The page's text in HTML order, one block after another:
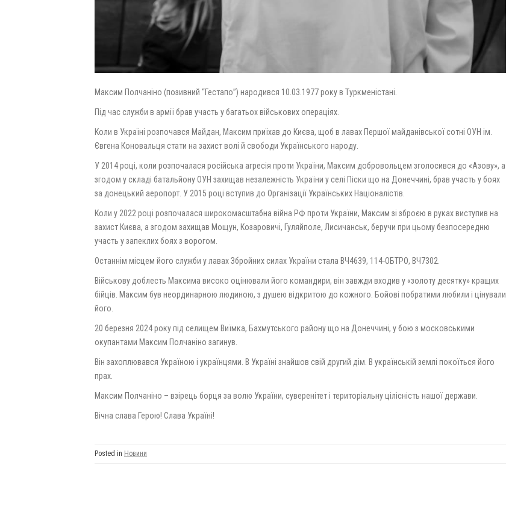
Максим Полчаніно (позивний “Гестапо”) народився 10.03.1977 року в Туркменістані.
Під час служби в армії брав участь у багатьох військових операціях.
Коли в Україні розпочався Майдан, Максим приїхав до Києва, щоб в лавах Першої майданівської сотні ОУН ім.
Євгена Коновальця стати на захист волі й свободи Українського народу.
У 2014 році, коли розпочалася російська агресія проти України, Максим добровольцем зголосився до «Азову», а
згодом у складі батальйону ОУН захищав незалежність України у селі Піски що на Донеччині, брав участь у боях
за донецький аеропорт. У 2015 році вступив до Організації Українських Націоналістів.
Коли у 2022 році розпочалася широкомасштабна війна РФ проти України, Максим зі зброєю в руках виступив на
захист Києва, а згодом захищав Мощун, Козаровичі, Гуляйполе, Лисичанськ, беручи при цьому безпосередню
участь у запеклих боях з ворогом.
Останнім місцем його служби у лавах Збройних силах України стала ВЧ4639, 114-ОБТРО, ВЧ7302.
Військову доблесть Максима високо оцінювали його командири, він завжди входив у «золоту десятку» кращих
бійців. Максим був неординарною людиною, з душею відкритою до кожного. Бойові побратими любили і цінували
його.
20 березня 2024 року під селищем Виїмка, Бахмутського району що на Донеччині, у бою з московськими
окупантами Максим Полчаніно загинув.
Він захоплювався Україною і українцями. В Україні знайшов свій другий дім. В українській землі покоїться його
прах.
Максим Полчаніно – взірець борця за волю України, суверенітет і територіальну цілісність нашої держави.
Вічна слава Герою! Слава Україні!
Posted in Новини